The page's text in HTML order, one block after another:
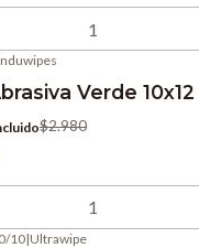
Verde
$2.980
10|Ultrawipe